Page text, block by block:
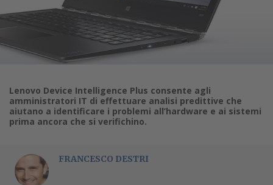
Lenovo Device Intelligence Plus consente agli
amministratori IT di effettuare analisi predittive che
aiutano a identificare i problemi all’hardware e ai sistemi
prima ancora che si verifichino.
FRANCESCO DESTRI